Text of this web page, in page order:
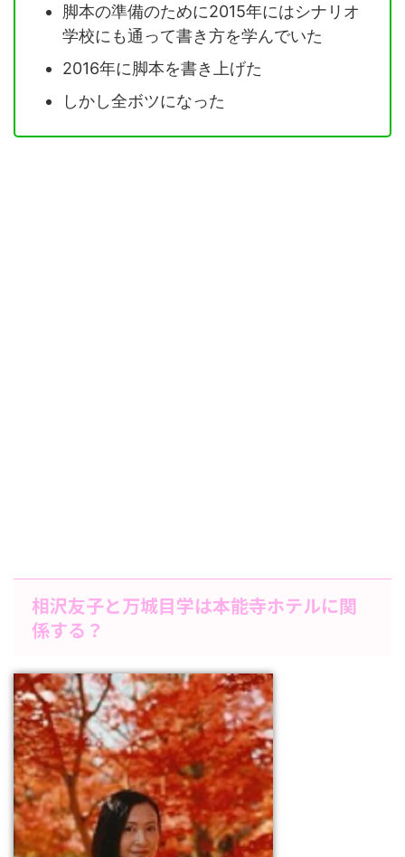
脚本の準備のために2015年にはシナリオ
学校にも通って書き方を学んでいた
2016年に脚本を書き上げた
しかし全ボツになった
相沢友子と万城目学は本能寺ホテルに関
係する？